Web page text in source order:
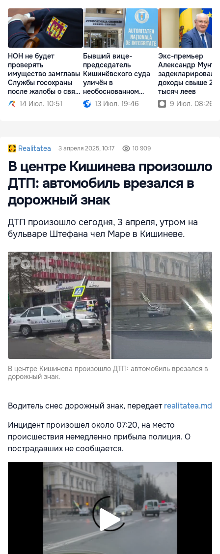
НОН не будет
проверять
имущество замглавы
Службы госохраны
после жалобы о связи
с TUX14 Июл. 10:51
Бывший вице-
председатель
Кишинёвского суда
уличён в
необоснованном
имуществе
13 Июл. 19:46
Экс-премьер
Александр
задекларировал
доходы свыше 216
тысяч леев
9 Июл. 08:26
Realitatea 3 апреля 2025, 10:17 10 909
В центре Кишинева произошло
ДТП: автомобиль врезался в
дорожный знак
ДТП произошло сегодня, 3 апреля, утром на
бульваре Штефана чел Маре в Кишиневе.
В центре Кишинева произошло ДТП: автомобиль врезался в
дорожный знак.
Водитель снес дорожный знак, передаетrealitatea.md
Инцидент произошел около 07:20, на место
происшествия немедленно прибыла полиция. О
пострадавших не сообщается.